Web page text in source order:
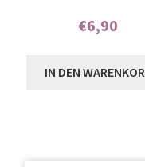
Kundenbewer
€6,90
IN DEN